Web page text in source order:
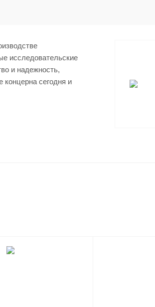
исследовательские
и надежность,
концерна сегодня и